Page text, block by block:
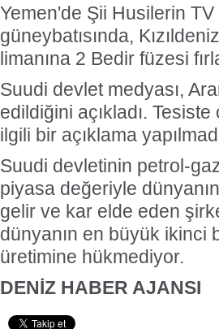
Yemen'de Şii Husilerin
güneybatısında,
limanına 2 Bedir füzesi
Suudi devlet medyası,
edildiğini açıkladı. Tesiste
ilgili bir açıklama
Suudi devletinin petrol-
piyasa değeriyle
gelir ve kar elde eden
dünyanın en büyük ikinci
üretimine hükmediyor.
DENİZ HABER AJANSI